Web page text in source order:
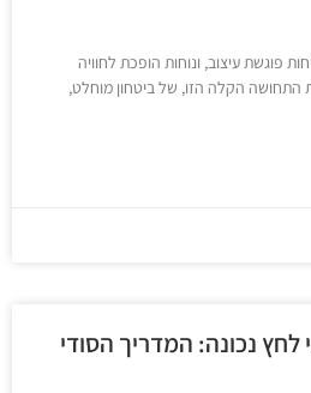
עיצוב, ונוחות הופכת לחוויה
הקלה הזו, של ביטחון מוחלט,
נכונה: המדריך הסודי